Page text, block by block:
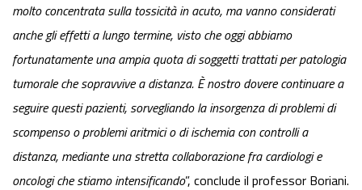
molto concentrata sulla tossicità in acuto, ma vanno considerati
anche gli effetti a lungo termine, visto che oggi abbiamo
fortunatamente una ampia quota di soggetti trattati per patologia
tumorale che sopravvive a distanza. È nostro dovere continuare a
seguire questi pazienti, sorvegliando la insorgenza di problemi di
scompenso o problemi aritmici o di ischemia con controlli a
distanza, mediante una stretta collaborazione fra cardiologi e
oncologi che stiamo intensificando”, conclude il professor Boriani.